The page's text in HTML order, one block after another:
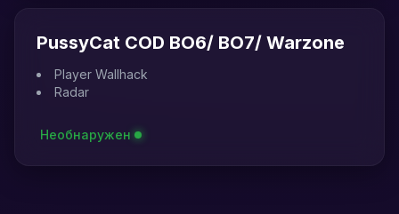
PussyCat COD BO6/ BO7/ Warzone
Player Wallhack
Radar
Необнаружен